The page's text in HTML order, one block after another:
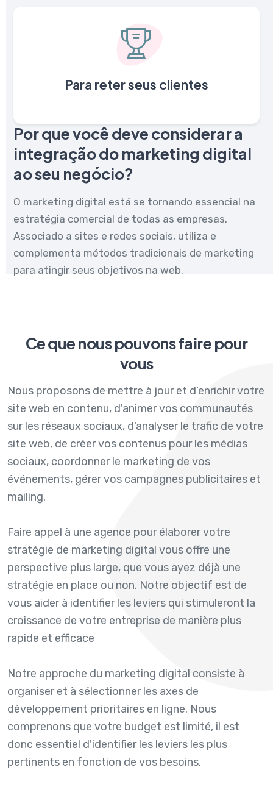
Por que você deve considerar a
integração do marketing digital
ao seu negócio?
O marketing digital está se tornando essencial na
estratégia comercial de todas as empresas.
Associado a sites e redes sociais, utiliza e
complementa métodos tradicionais de marketing
para atingir seus objetivos na web.
Para reter seus clientes
Ce que nous pouvons faire pour
vous
Nous proposons de mettre à jour et d’enrichir votre
site web en contenu, d'animer vos communautés
sur les réseaux sociaux, d'analyser le trafic de votre
site web, de créer vos contenus pour les médias
sociaux, coordonner le marketing de vos
événements, gérer vos campagnes publicitaires et
mailing.
Faire appel à une agence pour élaborer votre
stratégie de marketing digital vous offre une
perspective plus large, que vous ayez déjà une
stratégie en place ou non. Notre objectif est de
vous aider à identifier les leviers qui stimuleront la
croissance de votre entreprise de manière plus
rapide et efficace
Notre approche du marketing digital consiste à
organiser et à sélectionner les axes de
développement prioritaires en ligne. Nous
comprenons que votre budget est limité, il est
donc essentiel d'identifier les leviers les plus
pertinents en fonction de vos besoins.